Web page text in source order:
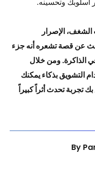
الشغف، الإصرار
عن قصة تشعره أنه جزء
الذاكرة. ومن خلال
التشويق بذكاء يمكنك
تجربة تحدث أثراً كبيراً
By